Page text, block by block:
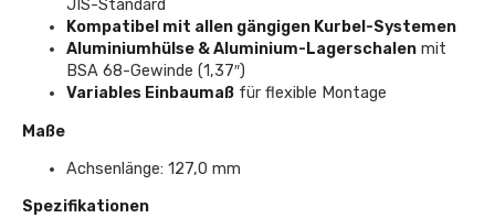
JIS-Standard
Kompatibel mit allen gängigen Kurbel-Systemen
Aluminiumhülse & Aluminium-Lagerschalen mit
BSA 68-Gewinde (1,37″)
Variables Einbaumaß für flexible Montage
Maße
Achsenlänge: 127,0 mm
Spezifikationen